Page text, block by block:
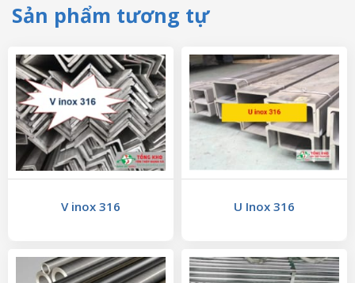
Sản phẩm tương tự
V inox 316 U Inox 316